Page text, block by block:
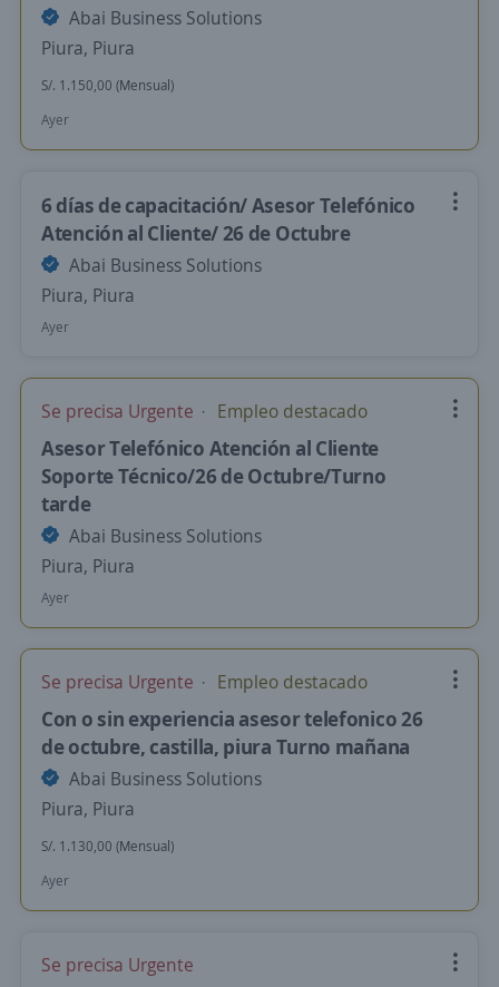
Abai Business Solutions
Piura, Piura
S/. 1.150,00 (Mensual)
Ayer
6 días de capacitación/ Asesor Telefónico
Atención al Cliente/ 26 de Octubre
Abai Business Solutions
Piura, Piura
Ayer
Se precisa Urgente Empleo destacado
Asesor Telefónico Atención al Cliente
Soporte Técnico/26 de Octubre/Turno
tarde
Abai Business Solutions
Piura, Piura
Ayer
Se precisa Urgente Empleo destacado
Con o sin experiencia asesor telefonico 26
de octubre, castilla, piura Turno mañana
Abai Business Solutions
Piura, Piura
S/. 1.130,00 (Mensual)
Ayer
Se precisa Urgente